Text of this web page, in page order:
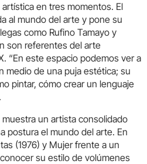
en tres momentos. El
al mundo del arte y pone su
como Rufino Tamayo y
son referentes del arte
“En este espacio podemos ver a
medio de una puja estética; su
pintar, cómo crear un lenguaje
un artista consolidado
postura el mundo del arte. En
(1976) y Mujer frente a un
su estilo de volúmenes